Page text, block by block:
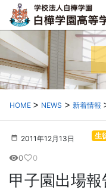
HOME NEWS 新着情報
2011年12月13日
生
visibility0favorite_border0
甲子園出場